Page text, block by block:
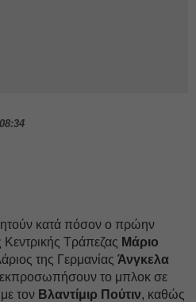
κατά πόσον ο πρώην
Τράπεζας Μάριο
της Γερμανίας Άνγκελα
το μπλοκ σε
τον Βλαντίμιρ Πούτιν, καθώς